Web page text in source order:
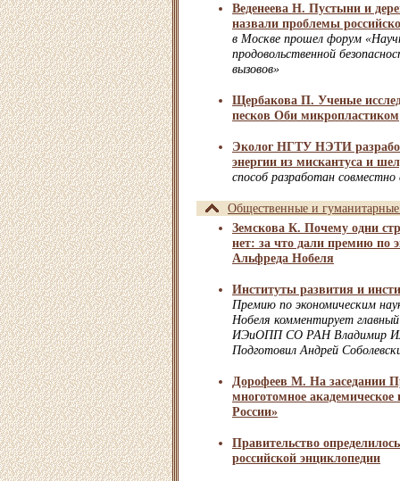
Веденеева Н. Пустыни и
назвали проблемы
в Москве прошел форум
продовольственной
вызовов»
Щербакова П. Ученые
песков Оби микропластиком
Эколог НГТУ НЭТИ
энергии из мискантуса и
способ разработан
Общественные и
Земскова К. Почему одни
нет: за что дали премию по
Альфреда Нобеля
Институты развития и
Премию по экономическим
Нобеля комментирует
ИЭиОПП СО РАН Владимир
Подготовил Андрей
Дорофеев М. На заседании
многотомное академическое
России»
Правительство
российской энциклопедии